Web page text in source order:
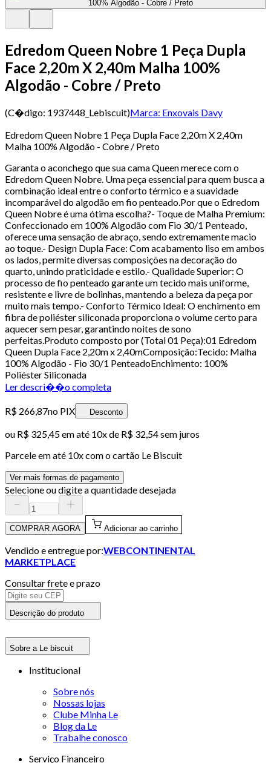
Edredom Queen Nobre 1 Peça Dupla
Face 2,20m X 2,40m Malha 100%
Algodão - Cobre / Preto
(C�digo: 1937448_Lebiscuit)Marca: Enxovais Davy
Edredom Queen Nobre 1 Peça Dupla Face 2,20m X 2,40m
Malha 100% Algodão - Cobre / Preto
Garanta o aconchego que sua cama Queen merece com o
Edredom Queen Nobre. Uma peça essencial para quem busca a
combinação ideal entre o conforto térmico e a suavidade
incomparável do algodão em fio penteado.Por que o Edredom
Queen Nobre é uma ótima escolha?- Toque de Malha Premium:
Confeccionado em 100% Algodão com Fio 30/1 Penteado,
oferece uma sensação de abraço, sendo extremamente macio
ao toque.- Design Dupla Face: Com acabamento liso em ambos
os lados, permite diversas composições na decoração do
quarto, unindo praticidade e estilo.- Qualidade Superior: O
processo de fio penteado garante um tecido mais uniforme,
resistente e livre de bolinhas, mantendo a beleza da peça por
muito mais tempo.- Conforto Térmico Ideal: O enchimento em
fibra de poliéster siliconada proporciona o volume certo para
aquecer sem pesar, garantindo noites de sono
perfeitas.Produto composto por (Total 01 Peça):01 Edredom
Queen Dupla Face 2,20m x 2,40mComposição:Tecido: Malha
100% Algodão - Fio 30/1 PenteadoEnchimento: 100%
Poliéster Siliconada
Ler descri��o completa
R$ 266,87no PIX Desconto
ou R$ 325,45em até 10x de R$ 32,54 sem juros
Parcele em até 10x com o cartão Le Biscuit
Ver mais formas de pagamento
Selecione ou digite a quantidade desejada
COMPRAR AGORA Adicionar ao carrinho
Vendido e entregue por:WEBCONTINENTAL
MARKETPLACE
Consultar frete e prazo
Descrição do produto
Sobre a Le biscuit
Institucional
Sobre nós
Nossas lojas
Clube Minha Le
Blog da Le
Trabalhe conosco
Serviço Financeiro